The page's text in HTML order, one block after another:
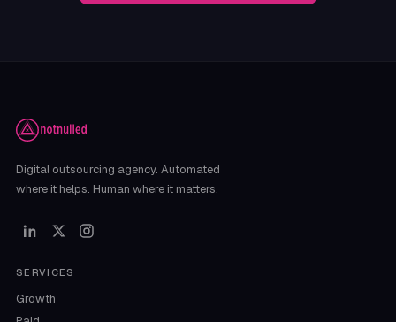
Digital outsourcing agency. Automated
where it helps. Human where it matters.
SERVICES
Growth